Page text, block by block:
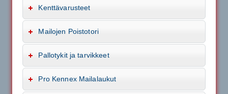
Kenttävarusteet
Mailojen Poistotori
Pallotykit ja tarvikkeet
Pro Kennex Mailalaukut